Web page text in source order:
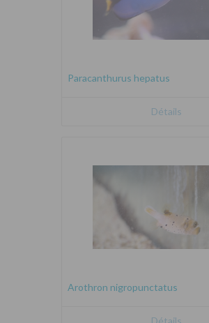
Paracanthurus hepatus
Détails
Arothron nigropunctatus
Détails